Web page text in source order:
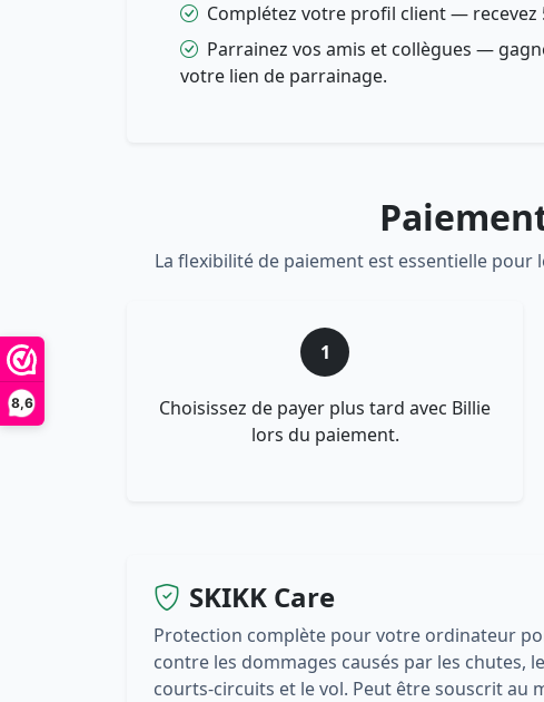
8,6
Complétez votre profil client — recevez
Parrainez vos amis et collègues —
votre lien de parrainage.
La flexibilité de paiement est essentielle
1
Choisissez de payer plus tard avec Billie
lors du paiement.
SKIKK Care
Protection complète pour votre ordinateur
contre les dommages causés par les chutes,
courts-circuits et le vol. Peut être souscrit au